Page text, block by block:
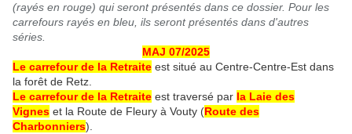
(rayés en rouge) qui seront présentés dans ce dossier. Pour les
carrefours rayés en bleu, ils seront présentés dans d'autres
séries.
MAJ 07/2025
Le carrefour de la Retraite est situé au Centre-Centre-Est dans
la forêt de Retz.
Le carrefour de la Retraite est traversé par la Laie des
Vignes et la Route de Fleury à Vouty (Route des
Charbonniers).